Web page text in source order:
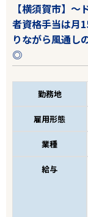
【横須賀市】
者資格手当は月
りながら風通し
◎
勤務地
雇用形態
業種
給与